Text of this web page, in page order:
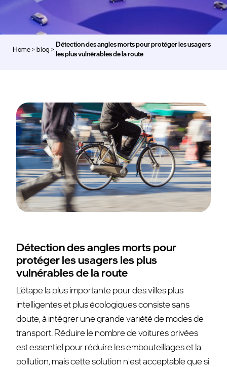
Home> blog >
Détection des angles morts pour protéger les usagers
les plus vulnérables de la route
Détection des angles morts pour
protéger les usagers les plus
vulnérables de la route
L’étape la plus importante pour des villes plus
intelligentes et plus écologiques consiste sans
doute, à intégrer une grande variété de modes de
transport. Réduire le nombre de voitures privées
est essentiel pour réduire les embouteillages et la
pollution, mais cette solution n'est acceptable que si